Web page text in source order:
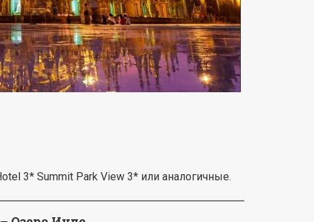
3* Summit Park View 3* или аналогичные.